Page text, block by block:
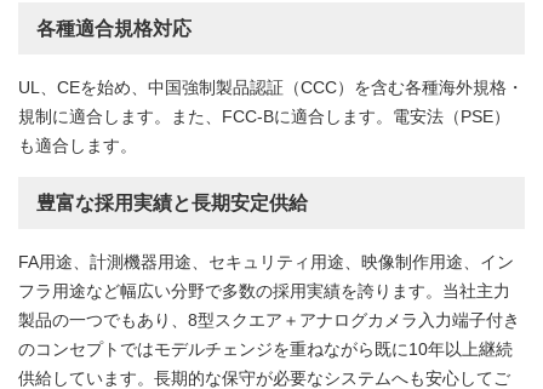
各種適合規格対応
UL、CEを始め、中国強制製品認証（CCC）を含む各種海外規格・
規制に適合します。また、FCC-Bに適合します。電安法（PSE）
も適合します。
豊富な採用実績と長期安定供給
FA用途、計測機器用途、セキュリティ用途、映像制作用途、イン
フラ用途など幅広い分野で多数の採用実績を誇ります。当社主力
製品の一つでもあり、8型スクエア＋アナログカメラ入力端子付き
のコンセプトではモデルチェンジを重ねながら既に10年以上継続
供給しています。長期的な保守が必要なシステムへも安心してご